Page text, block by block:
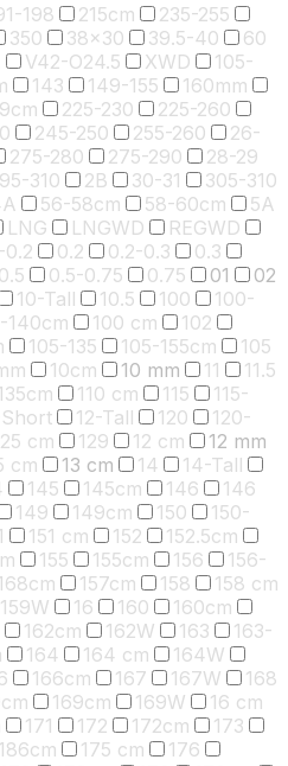
198 215cm
235-255
350 38x30 39.5-40
60
V42-O24.5 XWD
105-
143 149-155
160mm
225-230
225-260
245-250 255-260
26-
275-280 275-290
28-29
310 2B 30-31
305-310
56-58cm 58-60cm
5A
LNG LNGWD
REGWD
0.2 0.2 0.2-0.3
0.3
0.5 0.5-0.75 0.75 01
02
10-Tall 10.5 100
100-
140cm 100 cm
102
105-135 105-155cm
105
10cm 10 mm 11
11.5
110 cm 115
115-
12-Tall 120
120-
cm 129 12 cm
12 mm
cm 13 cm 14
14-Tall
145 145cm 146
146
149 149cm 150
150-
151 cm 152
152.5cm
155 155cm 156
156-
157cm 158
158 cm
159W 16 160
160cm
162cm 162W 163
163-
164 164 cm
164W
166cm 167 167W
168
169cm 169W
16 cm
171 172 172cm
173
175 cm
176